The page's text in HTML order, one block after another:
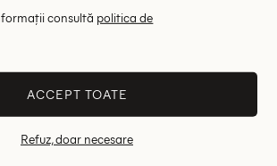
lei
36
79.00 lei
consultă politica de
ACCEPT TOATE
Refuz, doar necesare